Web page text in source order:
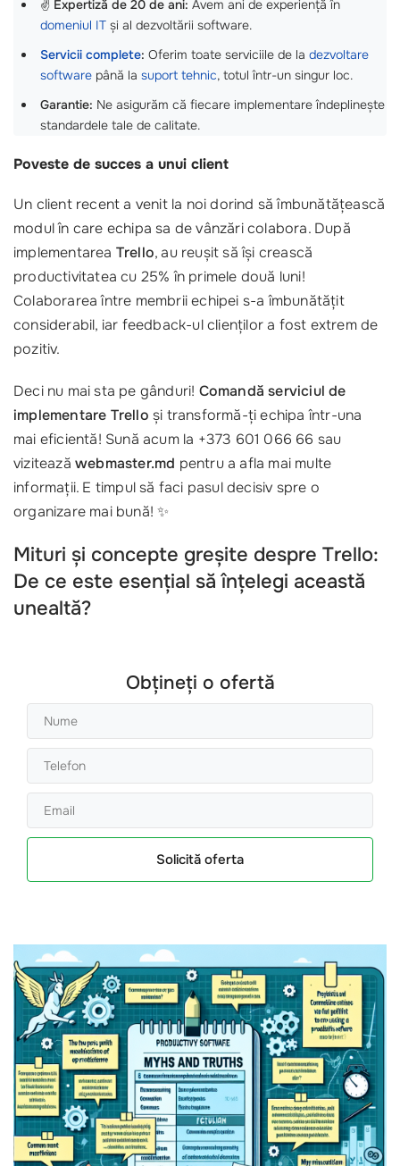
✌️ Expertiză de 20 de ani: Avem ani de experiență în
domeniul IT și al dezvoltării software.
Servicii complete: Oferim toate serviciile de la dezvoltare
software până la suport tehnic, totul într-un singur loc.
Garantie: Ne asigurăm că fiecare implementare îndeplinește
standardele tale de calitate.
Poveste de succes a unui client
Un client recent a venit la noi dorind să îmbunătățească
modul în care echipa sa de vânzări colabora. După
implementarea Trello, au reușit să își crească
productivitatea cu 25% în primele două luni!
Colaborarea între membrii echipei s-a îmbunătățit
considerabil, iar feedback-ul clienților a fost extrem de
pozitiv.
Deci nu mai sta pe gânduri! Comandă serviciul de
implementare Trello și transformă-ți echipa într-una
mai eficientă! Sună acum la +373 601 066 66 sau
vizitează webmaster.md pentru a afla mai multe
informații. E timpul să faci pasul decisiv spre o
organizare mai bună! ✨
Mituri și concepte greșite despre Trello:
De ce este esențial să înțelegi această
unealtă?
Obțineți o ofertă
Solicită oferta